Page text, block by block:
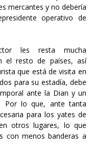
mercantes y no debería
operativo de
les resta mucha
el resto de países, así
que está de visita en
para su estadía, debe
ante la Dian y un
Por lo que, ante tanta
para los yates de
otros lugares, lo que
con menos banderas a